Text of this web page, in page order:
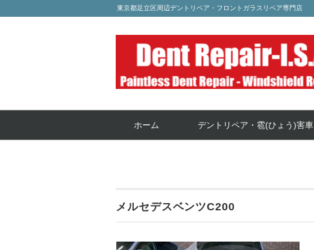
東京都足立区周辺デントリペア・フロントガラスリペア専門店
ホーム デントリペア・雹(ひょう)害車
メルセデスベンツC200